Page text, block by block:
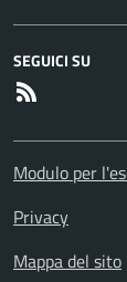
SEGUICI SU
Modulo per
Privacy
Mappa del sito